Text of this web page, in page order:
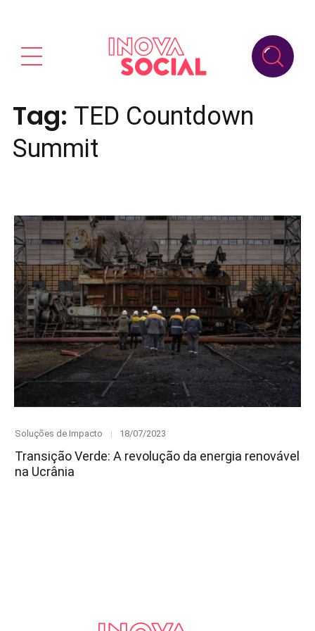
Tag: TED Countdown
Summit
Category
Soluções de Impacto
Posted
18/07/2023
Transição Verde: A revolução da energia renovável
na Ucrânia